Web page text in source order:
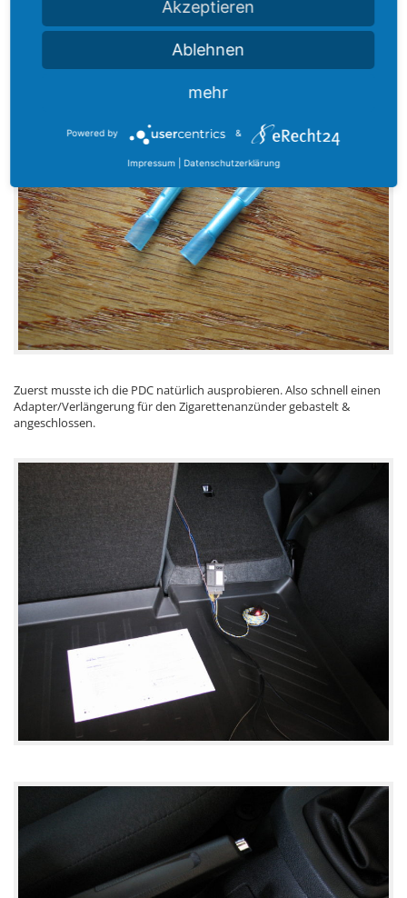
Was leider fehlt ist ein Quetschverbinder (wird nur 1x benötigt)
Zuerst musste ich die PDC natürlich ausprobieren. Also schnell einen
Adapter/Verlängerung für den Zigarettenanzünder gebastelt &
angeschlossen.
Akzeptieren
Ablehnen
mehr
Powered by &
Impressum Datenschutzerklärung